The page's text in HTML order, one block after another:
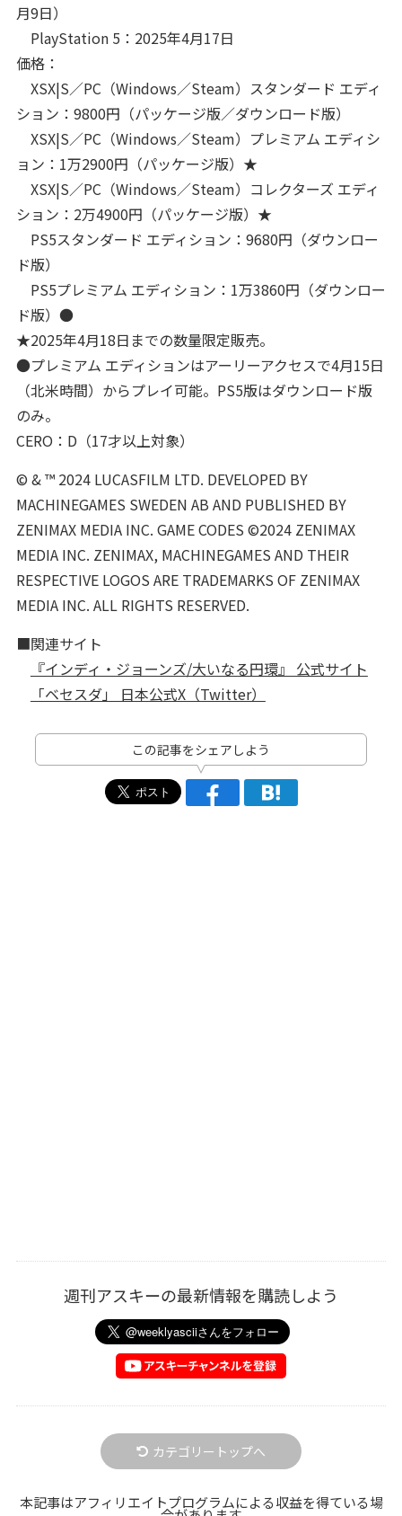
月9日）
PlayStation 5：2025年4月17日
価格：
XSX|S／PC（Windows／Steam）スタンダード エディ
ション：9800円（パッケージ版／ダウンロード版）
XSX|S／PC（Windows／Steam）プレミアム エディシ
ョン：1万2900円（パッケージ版）★
XSX|S／PC（Windows／Steam）コレクターズ エディ
ション：2万4900円（パッケージ版）★
PS5スタンダード エディション：9680円（ダウンロー
ド版）
PS5プレミアム エディション：1万3860円（ダウンロー
ド版）●
★2025年4月18日までの数量限定販売。
●プレミアム エディションはアーリーアクセスで4月15日
（北米時間）からプレイ可能。PS5版はダウンロード版
のみ。
CERO：D（17才以上対象）
© & ™ 2024 LUCASFILM LTD. DEVELOPED BY
MACHINEGAMES SWEDEN AB AND PUBLISHED BY
ZENIMAX MEDIA INC. GAME CODES ©2024 ZENIMAX
MEDIA INC. ZENIMAX, MACHINEGAMES AND THEIR
RESPECTIVE LOGOS ARE TRADEMARKS OF ZENIMAX
MEDIA INC. ALL RIGHTS RESERVED.
■関連サイト
『インディ・ジョーンズ/大いなる円環』 公式サイト
「ベセスダ」 日本公式X（Twitter）
この記事をシェアしよう
週刊アスキーの最新情報を購読しよう
カテゴリートップへ
本記事はアフィリエイトプログラムによる収益を得ている場